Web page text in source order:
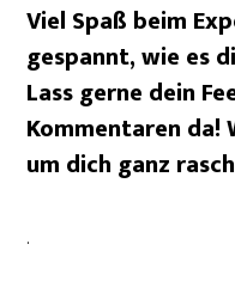
Viel Spaß beim
gespannt, wie es
Lass gerne dein
Kommentaren da!
um dich ganz
.